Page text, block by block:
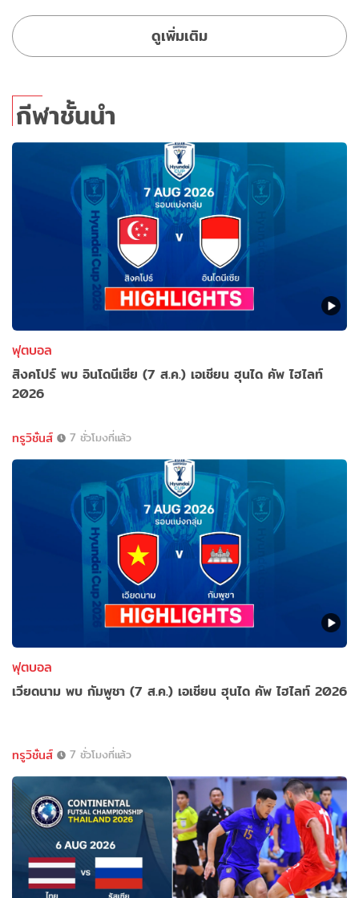
ดูเพิ่มเติม
กีฬาชั้นนำ
ฟุตบอล
สิงคโปร์ พบ อินโดนีเซีย (7 ส.ค.) เอเชียน ฮุนได คัพ ไฮไลท์
2026
ทรูวิชั่นส์ 7 ชั่วโมงที่แล้ว
ฟุตบอล
เวียดนาม พบ กัมพูชา (7 ส.ค.) เอเชียน ฮุนได คัพ ไฮไลท์ 2026
ทรูวิชั่นส์ 7 ชั่วโมงที่แล้ว